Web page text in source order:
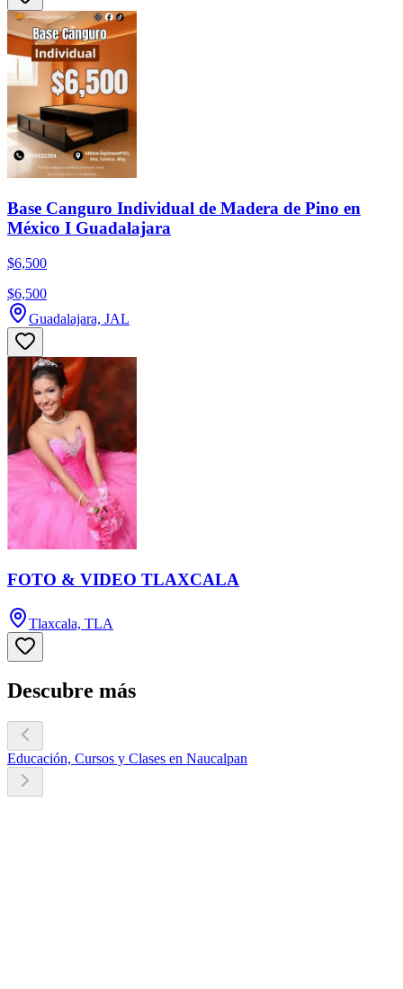
Base Canguro Individual de Madera de Pino en
México I Guadalajara
$6,500
$6,500
Guadalajara, JAL
FOTO & VIDEO TLAXCALA
Tlaxcala, TLA
Descubre más
Educación, Cursos y Clases en Naucalpan